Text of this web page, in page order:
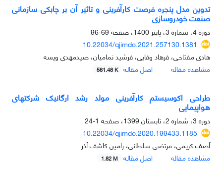
تدوین مدل پنجره فرصت کارآفرینی و تاثیر آن بر چابکی سازمانی
صنعت خودروسازی
دوره 4، شماره 3، پاییز 1400، صفحه
69-96
10.22034/qjimdo.2021.257130.1381
هادی مفتاحی، فرهاد وفایی، فرشید نمامیان، صیدمهدی ویسه
مشاهده مقاله
اصل مقاله 561.48 K
طراحی اکوسیستم کارآفرینی مولد رشد ارگانیک شرکتهای
هواپیمایی
دوره 3، شماره 2، تابستان 1399، صفحه
1-24
10.22034/qjimdo.2020.199433.1185
آصف کریمی، مرتضی سلطانی، رامین کاشف آذر
مشاهده مقاله
اصل مقاله 1.82 M